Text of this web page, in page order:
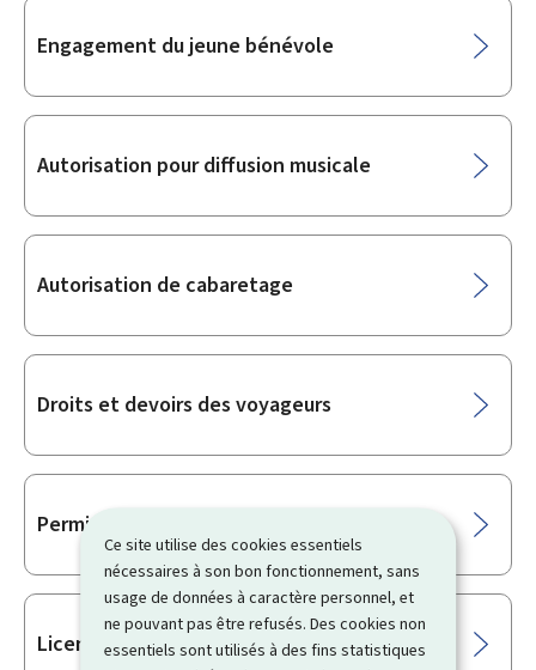
Ce site utilise des cookies essentiels
nécessaires à son bon fonctionnement, sans
usage de données à caractère personnel, et
ne pouvant pas être refusés. Des cookies non
essentiels sont utilisés à des fins statistiques
Engagement du jeune bénévole
Autorisation pour diffusion musicale
Autorisation de cabaretage
Droits et devoirs des voyageurs
Permis de chasse
Licence de pilote d'ultra-léger motorisé